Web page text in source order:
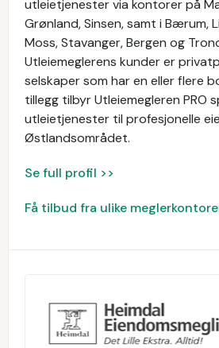
utleietjenester via kontorer på
Grønland, Sinsen, samt i Bærum,
Moss, Stavanger, Bergen og
Utleiemeglerens kunder er
selskaper som har en eller flere
tillegg tilbyr Utleiemegleren PRO
utleietjenester til profesjonelle
Østlandsområdet.
Se full profil >>
Få tilbud fra ulike